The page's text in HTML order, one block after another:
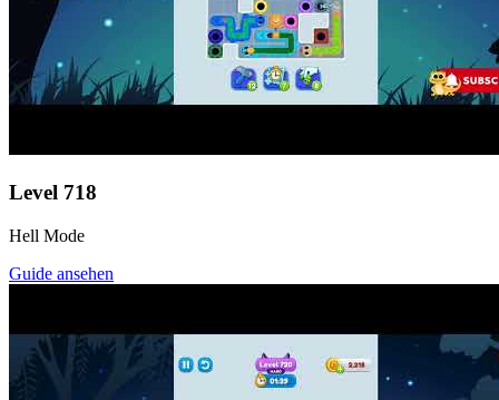
Level 718
Hell Mode
Guide ansehen